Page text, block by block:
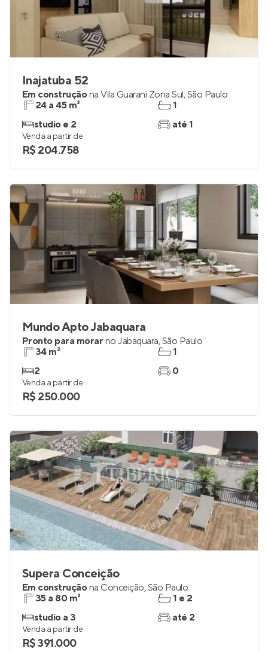
Inajatuba 52
Em construçãona Vila Guarani Zona Sul,São Paulo
24 a 45 m²
studio e 2
1
até 1
Venda a partir de
R$ 204.758
Mundo Apto Jabaquara
Pronto para morar no Jabaquara,São Paulo
34 m²
2
1
0
Venda a partir de
R$ 250.000
Supera Conceição
Em construçãona Conceição,São Paulo
35 a 80 m²
studio a 3
1 e 2
até 2
Venda a partir de
R$ 391.000